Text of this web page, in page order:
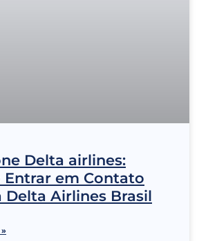
Delta airlines:
Entrar em Contato
Delta Airlines Brasil